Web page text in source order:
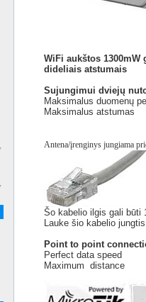
WiFi aukštos
dideliais atstumais
Sujungimui dviejų
Maksimalus duomenų
Maksimalus
Antena/įrenginys jungiama
Šo kabelio ilgis gali būti
Lauke šio kabelio
Point to point
Perfect data
Maximum distance